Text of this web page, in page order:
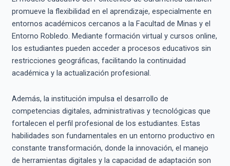
promueve la flexibilidad en el aprendizaje, especialmente en
entornos académicos cercanos a la Facultad de Minas y el
Entorno Robledo. Mediante formación virtual y cursos online,
los estudiantes pueden acceder a procesos educativos sin
restricciones geográficas, facilitando la continuidad
académica y la actualización profesional.
Además, la institución impulsa el desarrollo de
competencias digitales, administrativas y tecnológicas que
fortalecen el perfil profesional de los estudiantes. Estas
habilidades son fundamentales en un entorno productivo en
constante transformación, donde la innovación, el manejo
de herramientas digitales y la capacidad de adaptación son